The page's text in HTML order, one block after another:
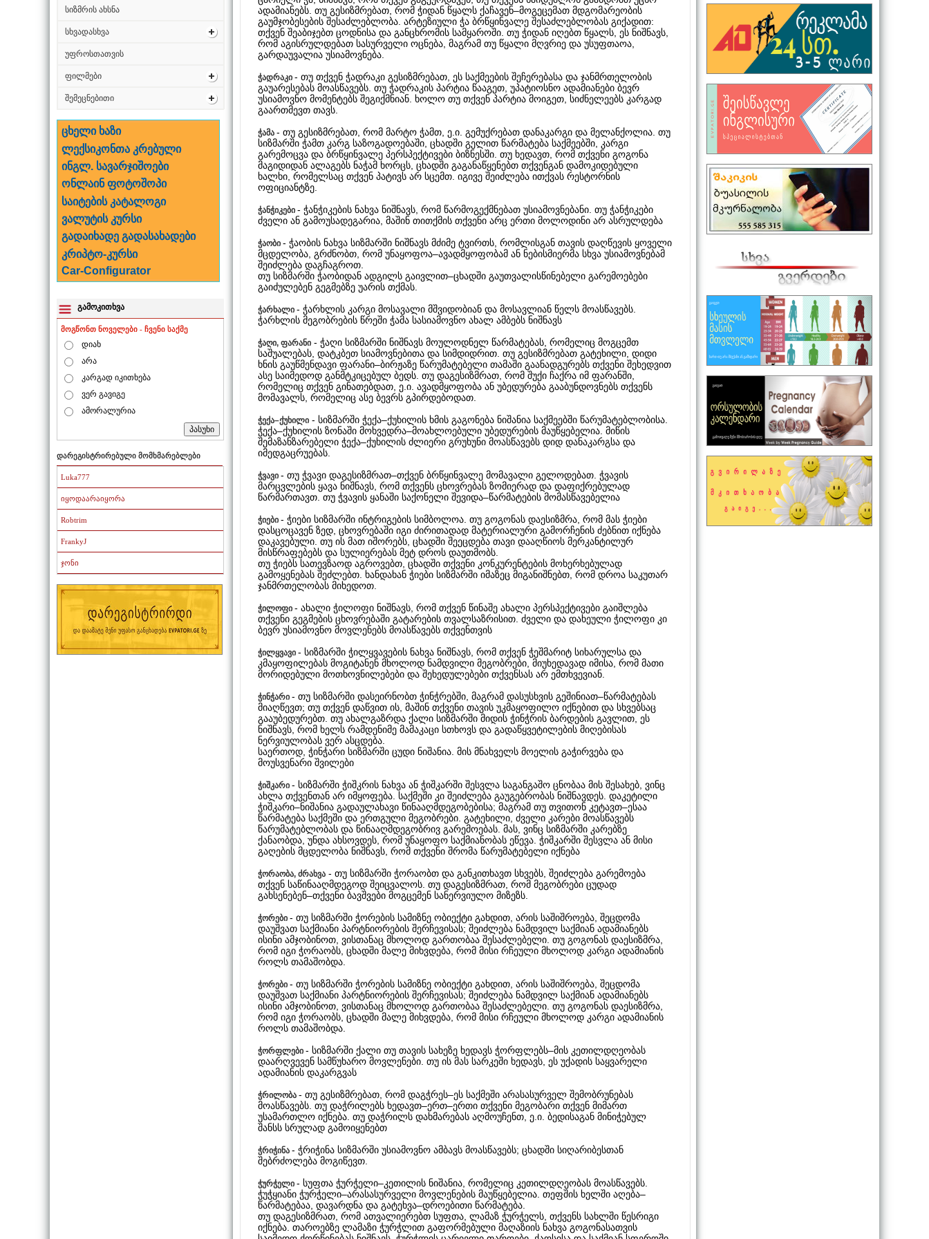
სიზმრის ახსნა
სხვადასხვა
უფროსთათვის
ფილმები
შემეცნებითი
ცხელი ხაზი
ლექსიკონთა კრებული
ინგლ. სავარჯიშოები
ონლაინ ფოტოშოპი
საიტების კატალოგი
ვალუტის კურსი
გადაიხადე გადასახადები
კრიპტო-კურსი
Car-Configurator
გამოკითხვა
მოგწონთ ნოველები - ჩვენი საქმე
დიახ
არა
კარგად იკითხება
ვერ გავიგე
ამორალურია
დარეგისტრირებული მომხმარებლები
Luka777
იყოდაარაიყორა
Robtrim
FrankyJ
ჯონი
ადამიანებს. თუ გესიზმრებათ, რომ ჭიდან წყალს ქაჩავენ–მოგეცემათ მდგომარეობის
გაუმჯობესების შესაძლებლობა. არტეზიული ჭა ბრწყინვალე შესაძლებლობას გიქადით:
თქვენ შეაბიჯებთ ცოდნისა და განცხრომის სამყაროში. თუ ჭიდან იღებთ წყალს, ეს ნიშნავს,
რომ აგისრულდებათ სასურველი ოცნება, მაგრამ თუ წყალი მღვრიე და უსუფთაოა,
გარდაუვალია უსიამოვნება.
ჭადრაკი - თუ თქვენ ჭადრაკი გესიზმრებათ, ეს საქმეების შეჩერებასა და ჯანმრთელობის
გაუარესებას მოასწავებს. თუ ჭადრაკის პარტია წააგეთ, უპატიოსნო ადამიანები ბევრ
უსიამოვნო მომენტებს შეგიქმნიან. ხოლო თუ თქვენ პარტია მოიგეთ, სიძნელეებს კარგად
გაართმევთ თავს.
ჭამა - თუ გესიზმრებათ, რომ მარტო ჭამთ, ე.ი. გემუქრებათ დანაკარგი და მელანქოლია. თუ
სიზმარში ჭამთ კარგ საზოგადოებაში, ცხადში გელით წარმატება საქმეებში, კარგი
გარემოცვა და ბრწყინვალე პერსპექტივები ბიზნესში. თუ ხედავთ, რომ თქვენი გოგონა
მაგიდიდან ალაგებს ნაჭამ ხორცს, ცხადში გაგანაწყენებთ თქვენგან დამოკიდებული
ხალხი, რომელსაც თქვენ პატივს არ სცემთ. იგივე შეიძლება ითქვას რესტორნის
ოფიციანტზე.
ჭანჭიკები - ჭანჭიკების ნახვა ნიშნავს, რომ წარმოგექმნებათ უსიამოვნებანი. თუ ჭანჭიკები
ძველი ან გამოუსადეგარია, მაშინ თითქმის თქვენი არც ერთი მოლოდინი არ ასრულდება
ჭაობი - ჭაობის ნახვა სიზმარში ნიშნავს მძიმე ტვირთს, რომლისგან თავის დაღწევის ყოველი
მცდელობა, გრძნობთ, რომ უნაყოფოა–ავადმყოფობამ ან ნებისმიერმა სხვა უსიამოვნებამ
შეიძლება დაგჩაგროთ.
თუ სიზმარში ჭაობიდან ადგილს გაივლით–ცხადში გაუთვალისწინებელი გარემოებები
გაიძულებენ გეგმებზე უარის თქმას.
ჭარხალი - ჭარხლის კარგი მოსავალი მშვიდობიან და მოსავლიან წელს მოასწავებს.
ჭარხლის მეგობრების წრეში ჭამა სასიამოვნო ახალ ამბებს ნიშნავს
ჭაღი, ფარანი - ჭაღი სიზმარში ნიშნავს მოულოდნელ წარმატებას, რომელიც მოგცემთ
საშუალებას, დატკბეთ სიამოვნებითა და სიმდიდრით. თუ გესიზმრებათ გატეხილი, დიდი
ხნის გაუწმენდავი ფარანი–ბირჟაზე წარუმატებელი თამაში გაანადგურებს თქვენი შეხედვით
ასე საიმედოდ განმტკიცებულ ბედს. თუ დაგესიზმრათ, რომ შუქი ჩაქრა იმ ფარანში,
რომელიც თქვენ გინათებდათ, ე.ი. ავადმყოფობა ან უბედურება გააბუნდოვნებს თქვენს
მომავალს, რომელიც ასე ბევრს გპირდებოდათ.
ჭექა–ქუხილი - სიზმარში ჭექა–ქუხილის ხმის გაგონება ნიშანია საქმეებში წარუმატებლობისა.
ჭექა–ქუხილის ზონაში მოხვედრა–მოახლოებული უბედურების მაუწყებელია. მიწის
შემაზანზარებელი ჭექა–ქუხილის ძლიერი გრუხუნი მოასწავებს დიდ დანაკარგსა და
იმედგაცრუებას.
ჭვავი - თუ ჭვავი დაგესიზმრათ–თქვენ ბრწყინვალე მომავალი გელოდებათ. ჭვავის
მარცვლების ყავა ნიშნავს, რომ თქვენს ცხოვრებას ზომიერად და დაფიქრებულად
წარმართავთ. თუ ჭვავის ყანაში საქონელი შევიდა–წარმატების მომასწავებელია
ჭიები - ჭიები სიზმარში ინტრიგების სიმბოლოა. თუ გოგონას დაესიზმრა, რომ მას ჭიები
დასცოცავენ ზედ, ცხოვრებაში იგი ძირითადად მატერიალური გამორჩენის ძებნით იქნება
დაკავებული. თუ ის მათ იშორებს, ცხადში შეეცდება თავი დააღწიოს მერკანტილურ
მისწრაფებებს და სულიერებას მეტ დროს დაუთმობს.
თუ ჭიებს სათევზაოდ აგროვებთ, ცხადში თქვენი კონკურენტების მოხერხებულად
გამოყენებას შეძლებთ. ხანდახან ჭიები სიზმარში იმაზეც მიგანიშნებთ, რომ დროა საკუთარ
ჯანმრთელობას მიხედოთ.
ჭილოფი - ახალი ჭილოფი ნიშნავს, რომ თქვენ წინაშე ახალი პერსპექტივები გაიშლება
თქვენი გეგმების ცხოვრებაში გატარების თვალსაზრისით. ძველი და დახეული ჭილოფი კი
ბევრ უსიამოვნო მოვლენებს მოასწავებს თქვენთვის
ჭილყვავი - სიზმარში ჭილყვავების ნახვა ნიშნავს, რომ თქვენ ჭეშმარიტ სიხარულსა და
კმაყოფილებას მოგიტანენ მხოლოდ ნამდვილი მეგობრები, მიუხედავად იმისა, რომ მათი
მორიდებული მოთხოვნილებები და შეხედულებები თქვენსას არ ემთხვევიან.
ჭინჭარი - თუ სიზმარში დასეირნობთ ჭინჭრებში, მაგრამ დასუსხვის გეშინიათ–წარმატებას
მიაღწევთ; თუ თქვენ დაწვით ის, მაშინ თქვენი თავის უკმაყოფილო იქნებით და სხვებსაც
გააუბედურებთ. თუ ახალგაზრდა ქალი სიზმარში მიდის ჭინჭრის ბარდების გავლით, ეს
ნიშნავს, რომ ხელს რამდენიმე მამაკაცი სთხოვს და გადაწყვეტილების მიღებისას
ნერვიულობას ვერ ასცდება.
საერთოდ, ჭინჭარი სიზმარში ცუდი ნიშანია. მის მნახველს მოელის გაჭირვება და
მოუსვენარი შვილები
ჭიშკარი - სიზმარში ჭიშკრის ნახვა ან ჭიშკარში შესვლა საგანგაშო ცნობაა მის შესახებ, ვინც
ახლა თქვენთან არ იმყოფება. საქმეში კი შეიძლება გაუგებრობას ნიშნავდეს. დაკეტილი
ჭიშკარი–ნიშანია გადაულახავი წინააღმდეგობებისა; მაგრამ თუ თვითონ კეტავთ–ესაა
წარმატება საქმეში და ერთგული მეგობრები. გატეხილი, ძველი კარები მოასწავებს
წარუმატებლობას და წინააღმდეგობრივ გარემოებას. მას, ვინც სიზმარში კარებზე
ქანაობდა, უნდა ახსოვდეს, რომ უნაყოფო საქმიანობას ეწევა. ჭიშკარში შესვლა ან მისი
გაღების მცდელობა ნიშნავს, რომ თქვენი შრომა წარუმატებელი იქნება
ჭორაობა, ძრახვა - თუ სიზმარში ჭორაობთ და განკითხავთ სხვებს, შეიძლება გარემოება
თქვენ საწინააღმდეგოდ შეიცვალოს. თუ დაგესიზმრათ, რომ მეგობრები ცუდად
გახსენებენ–თქვენი ბავშვები მოგცემენ სანერვიულო მიზეზს.
ჭორები - თუ სიზმარში ჭორების სამიზნე ობიექტი გახდით, არის საშიშროება, შეცდომა
დაუშვათ საქმიანი პარტნიორების შერჩევისას; შეიძლება ნამდვილ საქმიან ადამიანებს
ისინი ამჯობინოთ, ვისთანაც მხოლოდ გართობაა შესაძლებელი. თუ გოგონას დაესიზმრა,
რომ იგი ჭორაობს, ცხადში მალე მიხვდება, რომ მისი რჩეული მხოლოდ კარგი ადამიანის
როლს თამაშობდა.
ჭორები - თუ სიზმარში ჭორების სამიზნე ობიექტი გახდით, არის საშიშროება, შეცდომა
დაუშვათ საქმიანი პარტნიორების შერჩევისას; შეიძლება ნამდვილ საქმიან ადამიანებს
ისინი ამჯობინოთ, ვისთანაც მხოლოდ გართობაა შესაძლებელი. თუ გოგონას დაესიზმრა,
რომ იგი ჭორაობს, ცხადში მალე მიხვდება, რომ მისი რჩეული მხოლოდ კარგი ადამიანის
როლს თამაშობდა.
ჭორფლები - სიზმარში ქალი თუ თავის სახეზე ხედავს ჭორფლებს–მის კეთილდღეობას
დაარღვევენ სამწუხარო მოვლენები. თუ ის მას სარკეში ხედავს, ეს უქადის საყვარელი
ადამიანის დაკარგვას
ჭრილობა - თუ გესიზმრებათ, რომ დაგჭრეს–ეს საქმეში არასასურველ შემობრუნებას
მოასწავებს. თუ დაჭრილებს ხედავთ–ერთ–ერთი თქვენი მეგობარი თქვენ მიმართ
უსამართლო იქნება. თუ დაჭრილს დახმარებას აღმოუჩენთ, ე.ი. ბედისაგან მინიჭებულ
შანსს სრულად გამოიყენებთ
ჭრიჭინა - ჭრიჭინა სიზმარში უსიამოვნო ამბავს მოასწავებს; ცხადში სიღარიბესთან
შებრძოლება მოგიწევთ.
ჭურჭელი - სუფთა ჭურჭელი–კეთილის ნიშანია, რომელიც კეთილდღეობას მოასწავებს.
ჭუჭყიანი ჭურჭელი–არასასურველი მოვლენების მაუწყებელია. თეფშის ხელში აღება–
წარმატებაა, დავარდნა და გატეხვა–დროებითი წარმატება.
თუ დაგესიზმრათ, რომ ათვალიერებთ სუფთა, ლამაზ ჭურჭელს, თქვენს სახლში წესრიგი
იქნება. თაროებზე ლამაზი ჭურჭლით გაფორმებული მაღაზიის ნახვა გოგონასათვის